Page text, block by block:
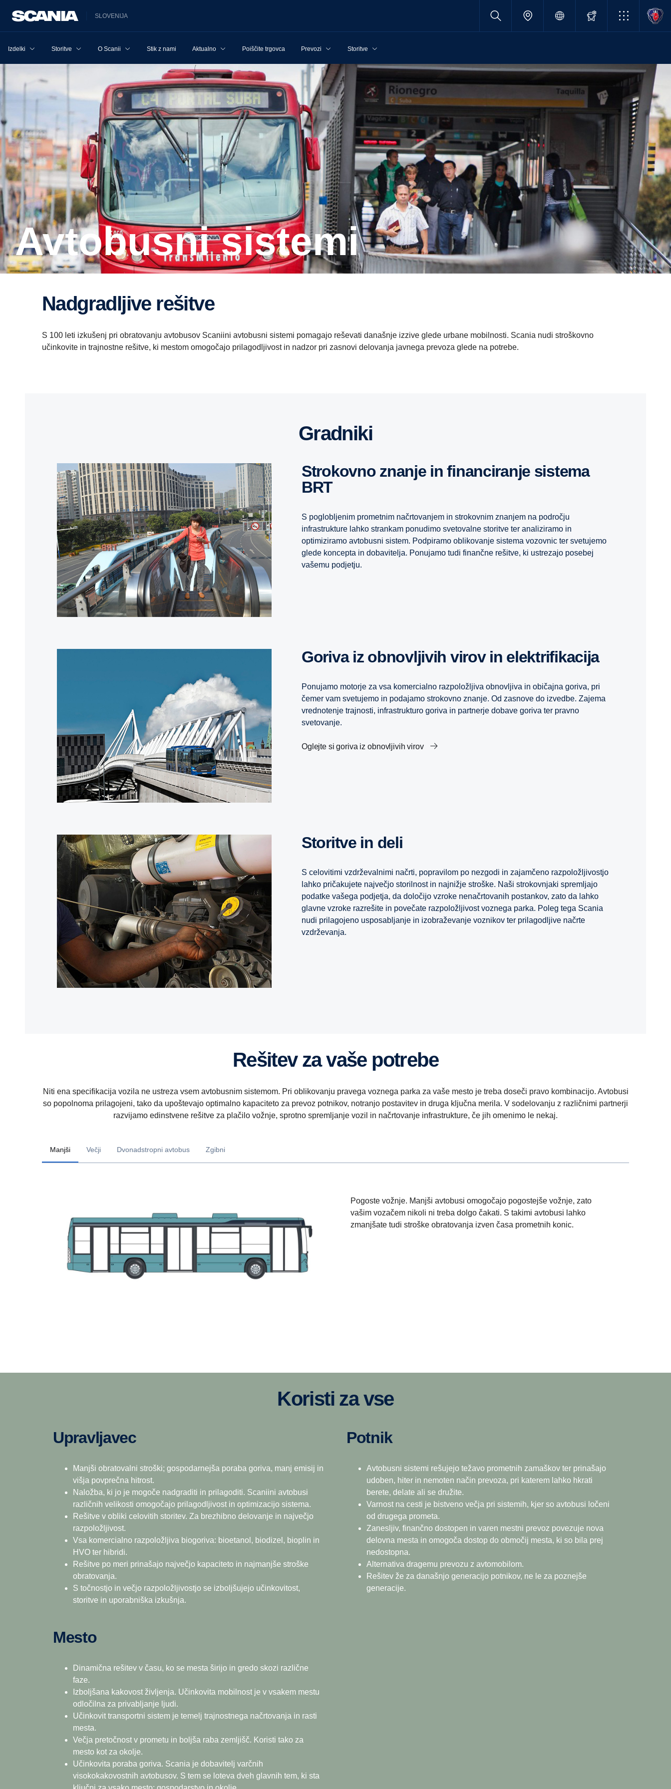
SLOVENIJA
Izdelki Storitve O Scanii Stik z nami Aktualno Poiščite trgovca Prevozi Storitve
Avtobusni sistemi
Nadgradljive rešitve
S 100 leti izkušenj pri obratovanju avtobusov Scaniini avtobusni sistemi pomagajo reševati današnje izzive glede urbane mobilnosti. Scania nudi stroškovno
učinkovite in trajnostne rešitve, ki mestom omogočajo prilagodljivost in nadzor pri zasnovi delovanja javnega prevoza glede na potrebe.
Gradniki
Strokovno znanje in financiranje sistema
BRT
S poglobljenim prometnim načrtovanjem in strokovnim znanjem na področju
infrastrukture lahko strankam ponudimo svetovalne storitve ter analiziramo in
optimiziramo avtobusni sistem. Podpiramo oblikovanje sistema vozovnic ter svetujemo
glede koncepta in dobavitelja. Ponujamo tudi finančne rešitve, ki ustrezajo posebej
vašemu podjetju.
Goriva iz obnovljivih virov in elektrifikacija
Ponujamo motorje za vsa komercialno razpoložljiva obnovljiva in običajna goriva, pri
čemer vam svetujemo in podajamo strokovno znanje. Od zasnove do izvedbe. Zajema
vrednotenje trajnosti, infrastrukturo goriva in partnerje dobave goriva ter pravno
svetovanje.
Oglejte si goriva iz obnovljivih virov
Storitve in deli
S celovitimi vzdrževalnimi načrti, popravilom po nezgodi in zajamčeno razpoložljivostjo
lahko pričakujete največjo storilnost in najnižje stroške. Naši strokovnjaki spremljajo
podatke vašega podjetja, da določijo vzroke nenačrtovanih postankov, zato da lahko
glavne vzroke razrešite in povečate razpoložljivost voznega parka. Poleg tega Scania
nudi prilagojeno usposabljanje in izobraževanje voznikov ter prilagodljive načrte
vzdrževanja.
Rešitev za vaše potrebe
Niti ena specifikacija vozila ne ustreza vsem avtobusnim sistemom. Pri oblikovanju pravega voznega parka za vaše mesto je treba doseči pravo kombinacijo. Avtobusi
so popolnoma prilagojeni, tako da upoštevajo optimalno kapaciteto za prevoz potnikov, notranjo postavitev in druga ključna merila. V sodelovanju z različnimi partnerji
razvijamo edinstvene rešitve za plačilo vožnje, sprotno spremljanje vozil in načrtovanje infrastrukture, če jih omenimo le nekaj.
Manjši Večji Dvonadstropni avtobus Zgibni
Pogoste vožnje. Manjši avtobusi omogočajo pogostejše vožnje, zato
vašim vozačem nikoli ni treba dolgo čakati. S takimi avtobusi lahko
zmanjšate tudi stroške obratovanja izven časa prometnih konic.
Koristi za vse
Upravljavec
Manjši obratovalni stroški; gospodarnejša poraba goriva, manj emisij in
višja povprečna hitrost.
Naložba, ki jo je mogoče nadgraditi in prilagoditi. Scaniini avtobusi
različnih velikosti omogočajo prilagodljivost in optimizacijo sistema.
Rešitve v obliki celovitih storitev. Za brezhibno delovanje in največjo
razpoložljivost.
Vsa komercialno razpoložljiva biogoriva: bioetanol, biodizel, bioplin in
HVO ter hibridi.
Rešitve po meri prinašajo največjo kapaciteto in najmanjše stroške
obratovanja.
S točnostjo in večjo razpoložljivostjo se izboljšujejo učinkovitost,
storitve in uporabniška izkušnja.
Potnik
Avtobusni sistemi rešujejo težavo prometnih zamaškov ter prinašajo
udoben, hiter in nemoten način prevoza, pri katerem lahko hkrati
berete, delate ali se družite.
Varnost na cesti je bistveno večja pri sistemih, kjer so avtobusi ločeni
od drugega prometa.
Zanesljiv, finančno dostopen in varen mestni prevoz povezuje nova
delovna mesta in omogoča dostop do območij mesta, ki so bila prej
nedostopna.
Alternativa dragemu prevozu z avtomobilom.
Rešitev že za današnjo generacijo potnikov, ne le za poznejše
generacije.
Mesto
Dinamična rešitev v času, ko se mesta širijo in gredo skozi različne
faze.
Izboljšana kakovost življenja. Učinkovita mobilnost je v vsakem mestu
odločilna za privabljanje ljudi.
Učinkovit transportni sistem je temelj trajnostnega načrtovanja in rasti
mesta.
Večja pretočnost v prometu in boljša raba zemljišč. Koristi tako za
mesto kot za okolje.
Učinkovita poraba goriva. Scania je dobavitelj varčnih
visokokakovostnih avtobusov. S tem se loteva dveh glavnih tem, ki sta